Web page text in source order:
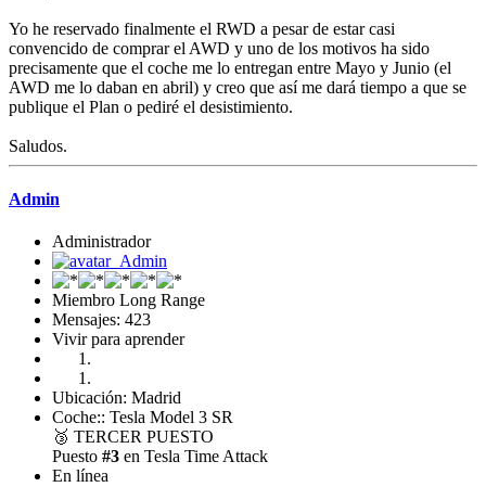
Yo he reservado finalmente el RWD a pesar de estar casi
convencido de comprar el AWD y uno de los motivos ha sido
precisamente que el coche me lo entregan entre Mayo y Junio (el
AWD me lo daban en abril) y creo que así me dará tiempo a que se
publique el Plan o pediré el desistimiento.
Saludos.
Admin
Administrador
Miembro Long Range
Mensajes: 423
Vivir para aprender
Ubicación: Madrid
Coche:: Tesla Model 3 SR
🥉 TERCER PUESTO
Puesto #3 en Tesla Time Attack
En línea